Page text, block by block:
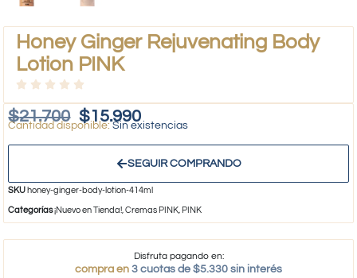
Honey Ginger Rejuvenating Body
Lotion PINK
$21.700 $15.990
Sin existencias
SEGUIR COMPRANDO
SKU honey-ginger-body-lotion-414ml
Categorías¡Nuevo en Tienda!,Cremas PINK, PINK
Disfruta pagando en:
compra en 3 cuotas de $5.330 sin interés